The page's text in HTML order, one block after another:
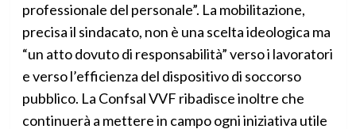
professionale del personale”. La mobilitazione,
precisa il sindacato, non è una scelta ideologica ma
“un atto dovuto di responsabilità” verso i lavoratori
e verso l’efficienza del dispositivo di soccorso
pubblico. La Confsal VVF ribadisce inoltre che
continuerà a mettere in campo ogni iniziativa utile